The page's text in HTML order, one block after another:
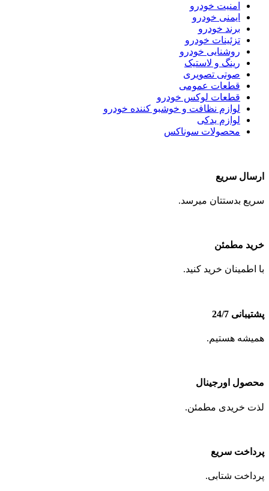
امنیت خودرو
ایمنی خودرو
برند خودرو
تزئینات خودرو
روشنایی خودرو
رینگ و لاستیک
صوتی تصویری
قطعات عمومی
قطعات لوکس خودرو
لوازم نظافت و خوشبو کننده خودرو
لوازم یدکی
محصولات سوناکس
ارسال سریع
سریع بدستتان میرسد.
خرید مطمئن
با اطمینان خرید کنید.
پشتیبانی 24/7
همیشه هستیم.
محصول اورجینال
لذت خریدی مطمئن.
پرداخت سریع
پرداخت شتابی.